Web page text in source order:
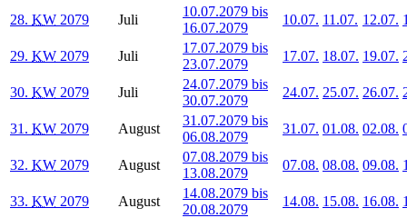
28. KW 2079 Juli
10.07.2079 bis
16.07.2079
10.07. 11.07. 12.07.
29. KW 2079 Juli
17.07.2079 bis
23.07.2079
17.07. 18.07. 19.07.
30. KW 2079 Juli
24.07.2079 bis
30.07.2079
24.07. 25.07. 26.07.
31. KW 2079 August
31.07.2079 bis
06.08.2079
31.07. 01.08. 02.08.
32. KW 2079 August
07.08.2079 bis
13.08.2079
07.08. 08.08. 09.08.
33. KW 2079 August
14.08.2079 bis
20.08.2079
14.08. 15.08. 16.08.